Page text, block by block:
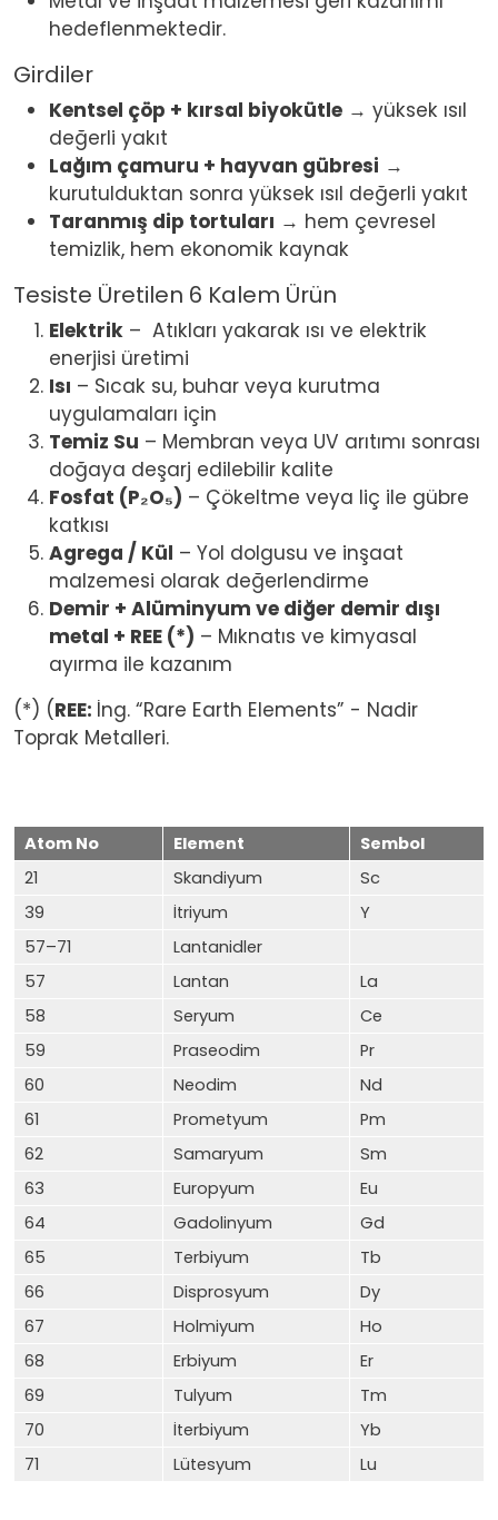
hedeflenmektedir.
Girdiler
Kentsel çöp + kırsal biyokütle → yüksek ısıl
değerli yakıt
Lağım çamuru + hayvan gübresi →
kurutulduktan sonra yüksek ısıl değerli yakıt
Taranmış dip tortuları → hem çevresel
temizlik, hem ekonomik kaynak
Tesiste Üretilen 6 Kalem Ürün
Elektrik – Atıkları yakarak ısı ve elektrik
enerjisi üretimi
Isı – Sıcak su, buhar veya kurutma
uygulamaları için
Temiz Su – Membran veya UV arıtımı sonrası
doğaya deşarj edilebilir kalite
Fosfat (P₂O₅) – Çökeltme veya liç ile gübre
katkısı
Agrega / Kül – Yol dolgusu ve inşaat
malzemesi olarak değerlendirme
Demir + Alüminyum ve diğer demir dışı
metal + REE (*) – Mıknatıs ve kimyasal
ayırma ile kazanım
(*) (REE: İng. “Rare Earth Elements” - Nadir
Toprak Metalleri.
Atom No Element
Sembol
21
Skandiyum
Sc
39
İtriyum
Y
57–71
Lantanidler
57
Lantan
La
58
Seryum
Ce
59
Praseodim
Pr
60
Neodim
Nd
61
Prometyum
Pm
62
Samaryum
Sm
63
Europyum
Eu
64
Gadolinyum
Gd
65
Terbiyum
Tb
66
Disprosyum
Dy
67
Holmiyum
Ho
68
Erbiyum
Er
69
Tulyum
Tm
70
İterbiyum
Yb
71
Lütesyum Lu